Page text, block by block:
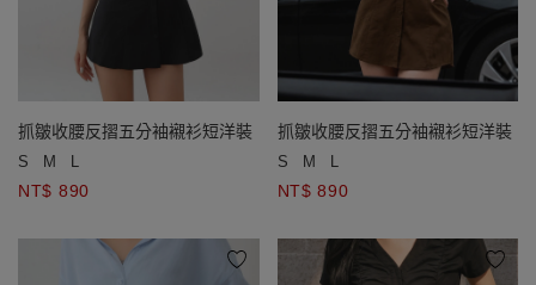
抓皺收腰反摺五分袖襯衫短洋裝
S M L
NT$ 890
抓皺收腰反摺五分袖襯衫短洋裝
S M L
NT$ 890